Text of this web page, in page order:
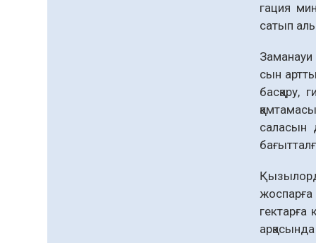
гация
сатып
сын
басқару,
саласын
гектарға